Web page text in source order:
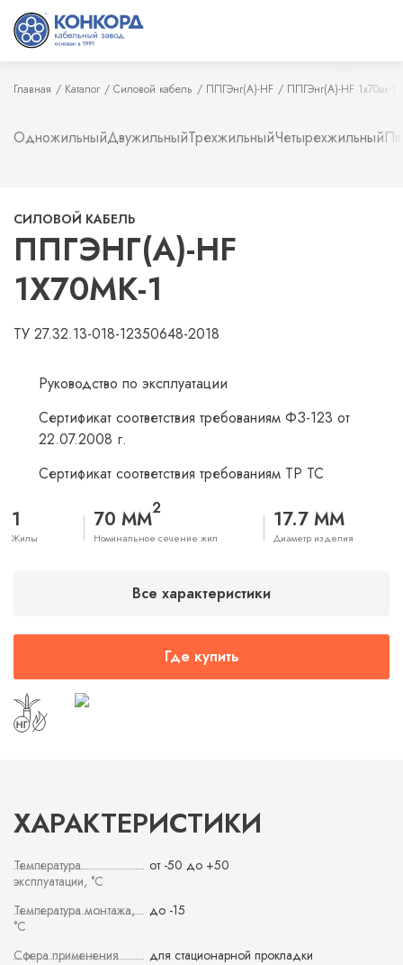
Главная Каталог Силовой кабель ППГЭнг(А)-HF ППГЭнг(А)-HF 1х70мк-1
ОдножильныйДвужильныйТрехжильныйЧетырехжильный
СИЛОВОЙ КАБЕЛЬ
ППГЭНГ(А)-HF
1Х70МК-1
ТУ 27.32.13-018-12350648-2018
Руководство по эксплуатации
Сертификат соответствия требованиям ФЗ-123 от
22.07.2008 г.
Сертификат соответствия требованиям ТР ТС
1
Жилы
70 ММ2
Номинальное сечение жил
17.7 ММ
Диаметр изделия
Все характеристики
Где купить
ХАРАКТЕРИСТИКИ
Температура
эксплуатации, °С
от -50 до +50
Температура монтажа,
°С
до -15
Сфера применения
для стационарной прокладки